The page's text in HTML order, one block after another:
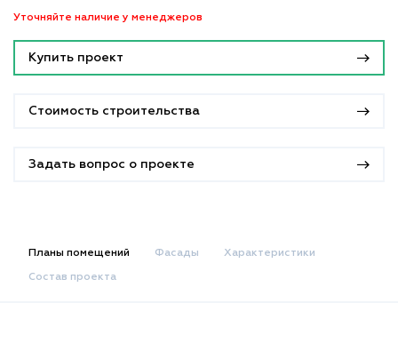
Уточняйте наличие у менеджеров
Купить проект
Стоимость строительства
Задать вопрос о проекте
Планы помещений Фасады Характеристики
Состав проекта